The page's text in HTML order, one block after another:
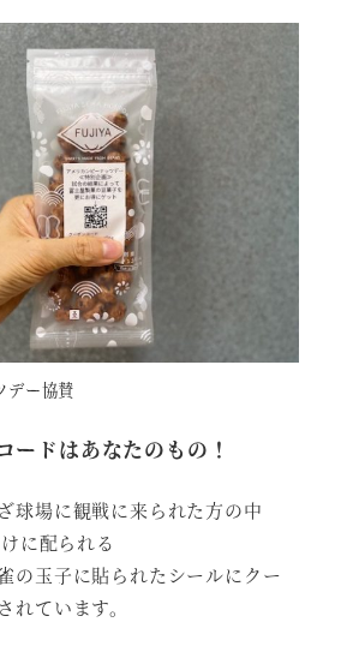
デー協賛
ードはあなたのもの！
球場に観戦に来られた方の中
に配られる
の玉子に貼られたシールにクー
れています。